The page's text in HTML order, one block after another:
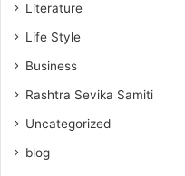
Literature
Life Style
Business
Rashtra Sevika Samiti
Uncategorized
blog